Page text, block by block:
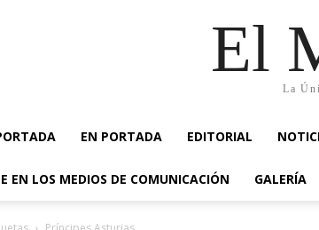
El
La
EN PORTADA EDITORIAL
EN LOS MEDIOS DE COMUNICACIÓN GALERÍA